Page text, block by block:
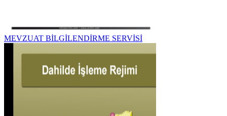
MEVZUAT BİLGİLENDİRME SERVİSİ